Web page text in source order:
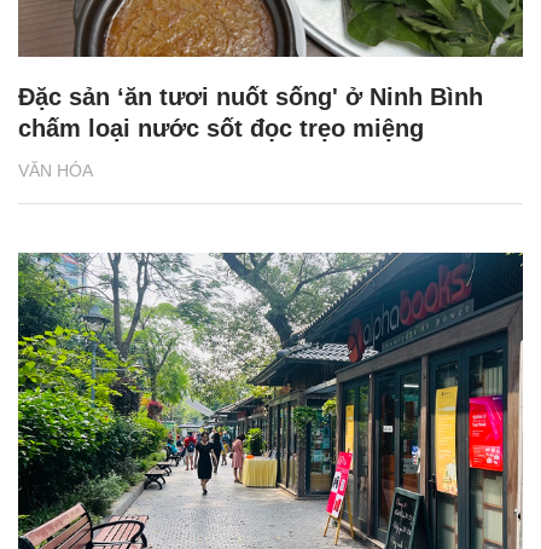
VĂN HÓA
Đặc sản ‘ăn tươi nuốt sống' ở Ninh Bình
chấm loại nước sốt đọc trẹo miệng